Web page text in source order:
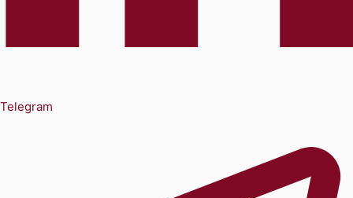
Telegram